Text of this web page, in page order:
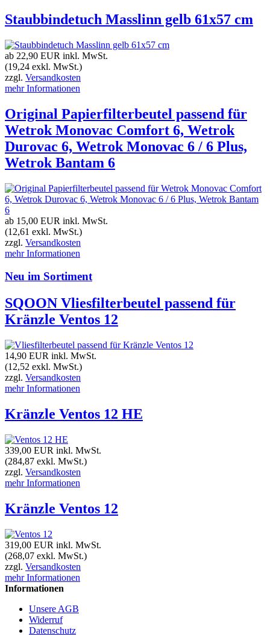
Staubbindetuch Masslinn gelb 61x57 cm
ab 22,90 EUR inkl. MwSt.
(19,24 exkl. MwSt.)
zzgl. Versandkosten
mehr Informationen
Original Papierfilterbeutel passend für
Wetrok Monovac Comfort 6, Wetrok
Durovac 6, Wetrok Monovac 6 / 6 Plus,
Wetrok Bantam 6
ab 15,00 EUR inkl. MwSt.
(12,61 exkl. MwSt.)
zzgl. Versandkosten
mehr Informationen
Neu im Sortiment
SQOON Vliesfilterbeutel passend für
Kränzle Ventos 12
14,90 EUR inkl. MwSt.
(12,52 exkl. MwSt.)
zzgl. Versandkosten
mehr Informationen
Kränzle Ventos 12 HE
339,00 EUR inkl. MwSt.
(284,87 exkl. MwSt.)
zzgl. Versandkosten
mehr Informationen
Kränzle Ventos 12
319,00 EUR inkl. MwSt.
(268,07 exkl. MwSt.)
zzgl. Versandkosten
mehr Informationen
Informationen
Unsere AGB
Widerruf
Datenschutz